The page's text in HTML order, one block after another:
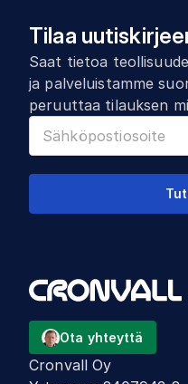
Tilaa
Saat tietoa
ja palveluistamme
peruuttaa tilauksen
Ota yhteyttä
Cronvall Oy